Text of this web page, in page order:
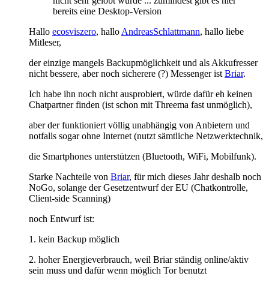
bereits eine Desktop-Version
Hallo ecosviszero, hallo AndreasSchlattmann, hallo liebe
Mitleser,
der einzige mangels Backupmöglichkeit und als Akkufresser
nicht bessere, aber noch sicherere (?) Messenger ist Briar.
Ich habe ihn noch nicht ausprobiert, würde dafür eh keinen
Chatpartner finden (ist schon mit Threema fast unmöglich),
aber der funktioniert völlig unabhängig von Anbietern und
notfalls sogar ohne Internet (nutzt sämtliche Netzwerktechnik,
die Smartphones unterstützen (Bluetooth, WiFi, Mobilfunk).
Starke Nachteile von Briar, für mich dieses Jahr deshalb noch
NoGo, solange der Gesetzentwurf der EU (Chatkontrolle,
Client-side Scanning)
noch Entwurf ist:
1. kein Backup möglich
2. hoher Energieverbrauch, weil Briar ständig online/aktiv
sein muss und dafür wenn möglich Tor benutzt